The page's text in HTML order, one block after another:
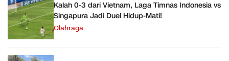
Kalah 0-3 dari Vietnam, Laga Timnas Indonesia vs
Singapura Jadi Duel Hidup-Mati!
Olahraga